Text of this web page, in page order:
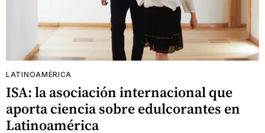
LATINOAMÉRICA
ISA: la asociación internacional que
aporta ciencia sobre edulcorantes en
Latinoamérica